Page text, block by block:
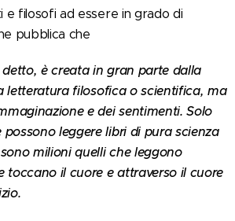
e filosofi ad essere in grado di
pubblica che
è creata in gran parte dalla
letteratura filosofica o scientifica, ma
e dei sentimenti. Solo
leggere libri di pura scienza
milioni quelli che leggono
toccano il cuore e attraverso il cuore